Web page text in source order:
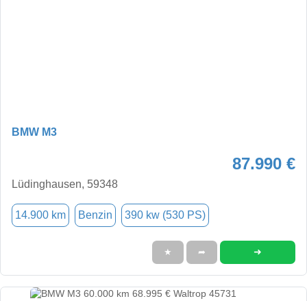
BMW M3
87.990 €
Lüdinghausen, 59348
14.900 km Benzin 390 kw (530 PS)
★ ➦ ➜